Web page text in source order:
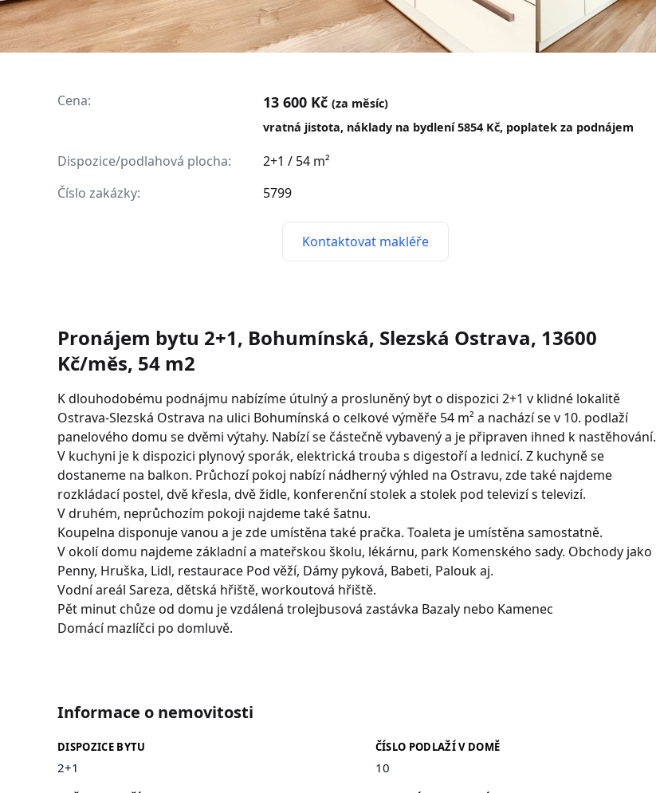
Cena: 13 600 Kč (za měsíc)
vratná jistota, náklady na bydlení 5854 Kč, poplatek za podnájem
Dispozice/podlahová plocha:
2+1 / 54 m²
Číslo zakázky:
5799
Kontaktovat makléře
Pronájem bytu 2+1, Bohumínská, Slezská Ostrava, 13600
Kč/měs, 54 m2
K dlouhodobému podnájmu nabízíme útulný a prosluněný byt o dispozici 2+1 v klidné lokalitě
Ostrava-Slezská Ostrava na ulici Bohumínská o celkové výměře 54 m² a nachází se v 10. podlaží
panelového domu se dvěmi výtahy. Nabízí se částečně vybavený a je připraven ihned k nastěhování.
V kuchyni je k dispozici plynový sporák, elektrická trouba s digestoří a lednicí. Z kuchyně se
dostaneme na balkon. Průchozí pokoj nabízí nádherný výhled na Ostravu, zde také najdeme
rozkládací postel, dvě křesla, dvě židle, konferenční stolek a stolek pod televizí s televizí.
V druhém, neprůchozím pokoji najdeme také šatnu.
Koupelna disponuje vanou a je zde umístěna také pračka. Toaleta je umístěna samostatně.
V okolí domu najdeme základní a mateřskou školu, lékárnu, park Komenského sady. Obchody jako
Penny, Hruška, Lidl, restaurace Pod věží, Dámy pyková, Babeti, Palouk aj.
Vodní areál Sareza, dětská hřiště, workoutová hřiště.
Pět minut chůze od domu je vzdálená trolejbusová zastávka Bazaly nebo Kamenec
Domácí mazlíčci po domluvě.
Informace o nemovitosti
DISPOZICE BYTU
2+1
ČÍSLO PODLAŽÍ V DOMĚ
10